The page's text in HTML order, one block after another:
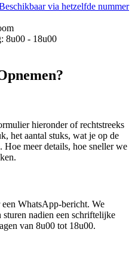
via hetzelfde nummer
8u00 - 18u00
hieronder of rechtstreeks
het aantal stuks, wat je op de
meer details, hoe sneller we
WhatsApp-bericht. We
nadien een schriftelijke
van 8u00 tot 18u00.